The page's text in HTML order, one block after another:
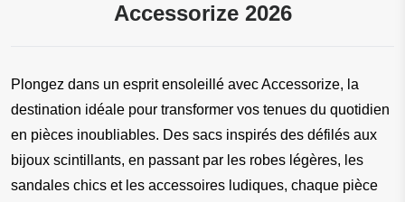
Accessorize 2026
Plongez dans un esprit ensoleillé avec Accessorize, la
destination idéale pour transformer vos tenues du quotidien
en pièces inoubliables. Des sacs inspirés des défilés aux
bijoux scintillants, en passant par les robes légères, les
sandales chics et les accessoires ludiques, chaque pièce